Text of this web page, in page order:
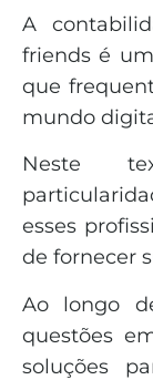
A
friends é
que
mundo
Neste
esses
de fornecer
Ao longo
questões
soluções